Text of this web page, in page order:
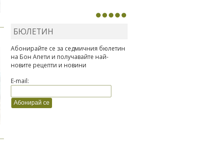
БЮЛЕТИН
Абонирайте се за седмичния бюлетин
на Бон Апети и получавайте най-
новите рецепти и новини
E-mail: